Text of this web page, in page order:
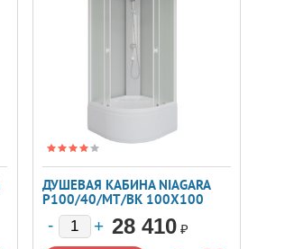
ДУШЕВАЯ КАБИНА NIAGARA
P100/40/MT/BK 100X100
28 410 ₽